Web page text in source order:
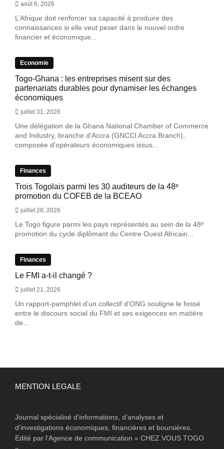
août 6, 2026
L’Afrique doit renforcer sa capacité à produire des
connaissances si elle veut peser dans le nouvel ordre
financier et économique...
Economie
Togo-Ghana : les entreprises misent sur des
partenariats durables pour dynamiser les échanges
économiques
juillet 31, 2026
Une délégation de la Ghana National Chamber of Commerce
and Industry, branche d'Accra (GNCCI Accra Branch),
composée d'opérateurs économiques issus...
Finances
Trois Togolais parmi les 30 auditeurs de la 48ᵉ
promotion du COFEB de la BCEAO
juillet 28, 2026
Le Togo figure parmi les pays représentés au sein de la 48ᵉ
promotion du cycle diplômant du Centre Ouest Africain...
Finances
Le FMI a-t-il changé ?
juillet 21, 2026
Un rapport-pamphlet d’un collectif d’ONG souligne le fossé
entre le discours social du FMI et ses exigences en matière
de...
MENTION LEGALE
Journal spécialisé d’informations, d’analyses et
d’investigations économiques, financières et boursières.
Edité par l’Agence de communication « CHEZ VOUS TOGO